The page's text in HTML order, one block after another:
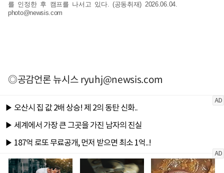
를 인정한 후 캠프를 나서고 있다. (공동취재) 2026.06.04.
photo@newsis.com
◎공감언론 뉴시스ryuhj@newsis.com